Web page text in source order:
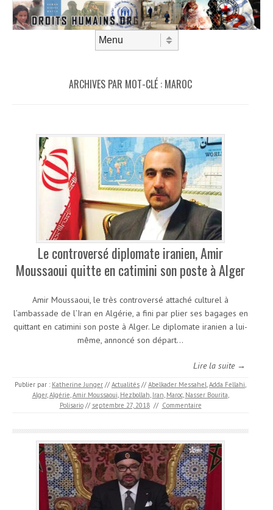
ARCHIVES PAR MOT-CLÉ : MAROC
Le controversé diplomate iranien, Amir
Moussaoui quitte en catimini son poste à Alger
Amir Moussaoui, le très controversé attaché culturel à
l’ambassade de l’Iran en Algérie, a fini par plier ses bagages en
quittant en catimini son poste à Alger. Le diplomate iranien a lui-
même, annoncé son départ…
Lire la suite →
Publier par : Katherine Junger // Actualités // Abelkader Messahel,Adda Fellahi,
Alger,Algérie,Amir Moussaoui, Hezbollah, Iran, Maroc, Nasser Bourita,
Polisario // septembre 27, 2018 // Commentaire